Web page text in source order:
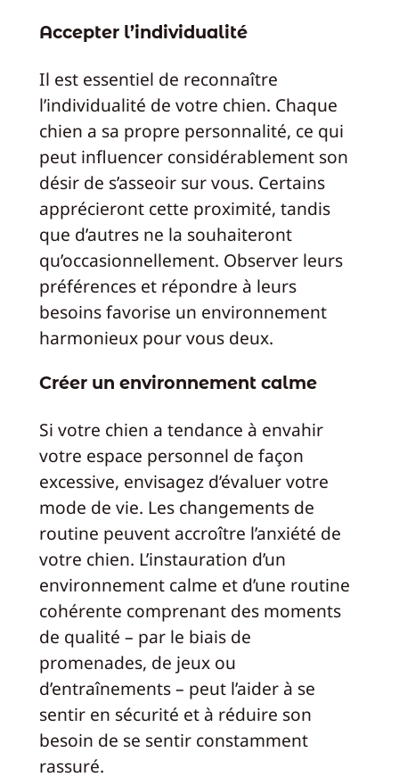
Accepter l’individualité
Il est essentiel de reconnaître
l’individualité de votre chien. Chaque
chien a sa propre personnalité, ce qui
peut influencer considérablement son
désir de s’asseoir sur vous. Certains
apprécieront cette proximité, tandis
que d’autres ne la souhaiteront
qu’occasionnellement. Observer leurs
préférences et répondre à leurs
besoins favorise un environnement
harmonieux pour vous deux.
Créer un environnement calme
Si votre chien a tendance à envahir
votre espace personnel de façon
excessive, envisagez d’évaluer votre
mode de vie. Les changements de
routine peuvent accroître l’anxiété de
votre chien. L’instauration d’un
environnement calme et d’une routine
cohérente comprenant des moments
de qualité – par le biais de
promenades, de jeux ou
d’entraînements – peut l’aider à se
sentir en sécurité et à réduire son
besoin de se sentir constamment
rassuré.